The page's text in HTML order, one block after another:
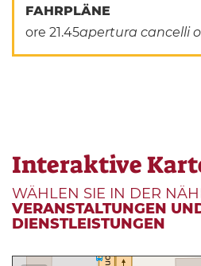
FAHRPLÄNE
ore 21.45apertura cancelli
Interaktive
WÄHLEN SIE IN DER
VERANSTALTUNGEN
DIENSTLEISTUNGEN